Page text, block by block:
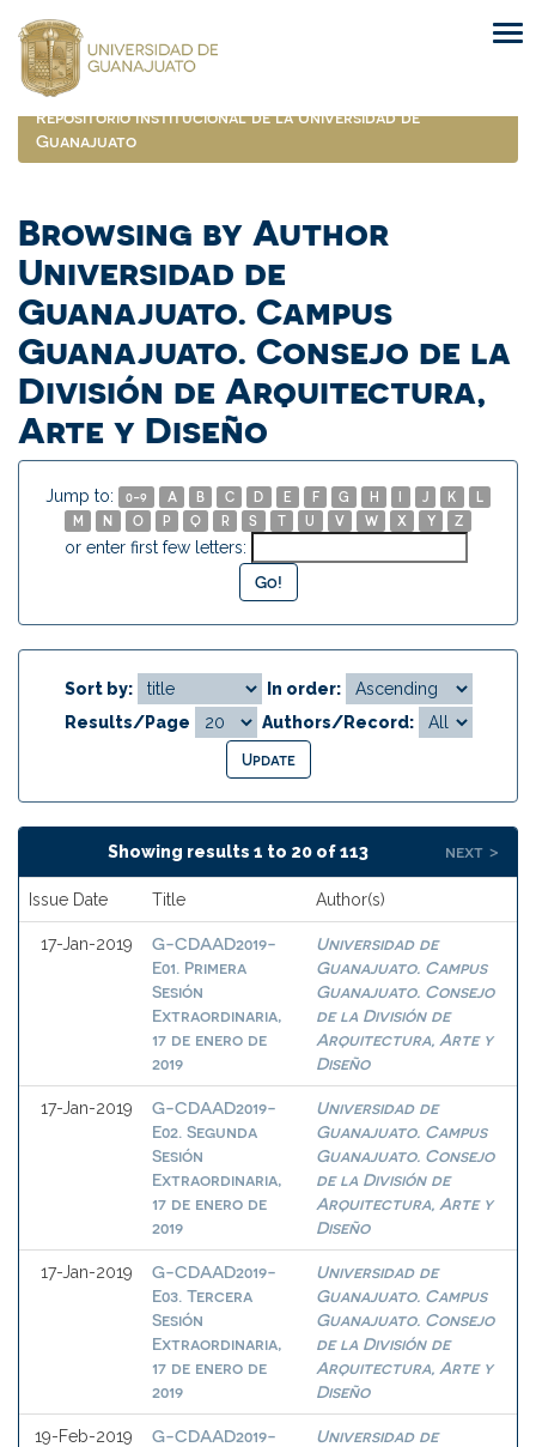
navigation
Repositorio Institucional de la Universidad de
Guanajuato
Browsing by Author
Universidad de
Guanajuato. Campus
Guanajuato. Consejo de la
División de Arquitectura,
Arte y Diseño
Jump to: 0-9 A B C D E F G H I J K
L
M
N O P Q R S T U V W X Y Z
or enter first few letters:
Sort by:
In order:
Results/Page
Authors/Record:
Showing results 1 to 20 of 113 next >
Issue Date Title Author(s)
17-Jan-2019
G-CDAAD2019-
E01. Primera
Sesión
Extraordinaria,
17 de enero de
2019
Universidad de
Guanajuato. Campus
Guanajuato. Consejo
de la División de
Arquitectura, Arte y
Diseño
17-Jan-2019
G-CDAAD2019-
E02. Segunda
Sesión
Extraordinaria,
17 de enero de
2019
Universidad de
Guanajuato. Campus
Guanajuato. Consejo
de la División de
Arquitectura, Arte y
Diseño
17-Jan-2019
G-CDAAD2019-
E03. Tercera
Sesión
Extraordinaria,
17 de enero de
2019
Universidad de
Guanajuato. Campus
Guanajuato. Consejo
de la División de
Arquitectura, Arte y
Diseño
19-Feb-2019
G-CDAAD2019-
Universidad de